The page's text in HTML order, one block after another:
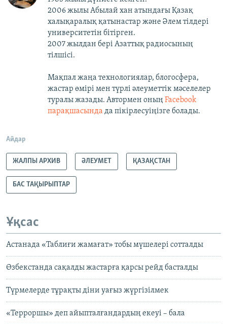
2006 жылы Абылай хан атындағы Қазақ
халықаралық қатынастар және Әлем тілдері
университетін бітірген.
2007 жылдан бері Азаттық радиосының
тілшісі.
Мақпал жаңа технологиялар, блогосфера,
жастар өмірі мен түрлі әлеуметтік мәселелер
туралы жазады. Автормен оныңFacebook
парақшасында да пікірлесуіңізге болады.
Айдар
ЖАЛПЫ АРХИВ ӘЛЕУМЕТ ҚАЗАҚСТАН
БАС ТАҚЫРЫПТАР
Ұқсас
Астанада «Таблиғи жамағат» тобы мүшелері сотталды
Өзбекстанда сақалды жастарға қарсы рейд басталды
Түрмелерде тұрақты діни уағыз жүргізілмек
«Терроршы» деп айыпталғандардың екеуі – бала